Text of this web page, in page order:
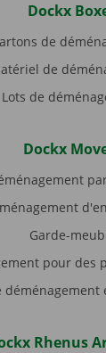
Dockx
de
de
Lots de
Dockx
Garde-
pour des
déménagement
Rhenus